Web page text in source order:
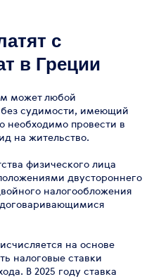
с
в Греции
может любой
судимости, имеющий
необходимо провести в
на жительство.
физического лица
двустороннего
налогообложения
на основе
налоговые ставки
В 2025 году ставка